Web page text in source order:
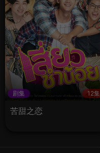
剧集 12集
苦甜之恋